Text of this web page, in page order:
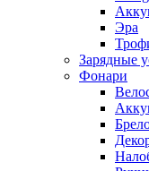
Эра
Зарядные
Фонари